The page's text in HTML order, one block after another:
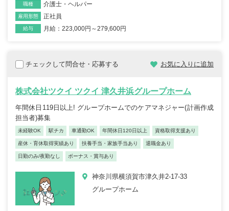
職種 介護士・ヘルパー
雇用形態 正社員
給与 月給：223,000円～279,600円
チェックして問合せ・応募する お気に入りに追加
株式会社ツクイ ツクイ 津久井浜グループホーム
年間休日119日以上! グループホームでのケアマネジャー(計画作成
担当者)募集
未経験OK 駅チカ 車通勤OK 年間休日120日以上 資格取得支援あり
産休・育休取得実績あり 扶養手当・家族手当あり 退職金あり
日勤のみ/夜勤なし ボーナス・賞与あり
神奈川県横須賀市津久井2-17-33
グループホーム